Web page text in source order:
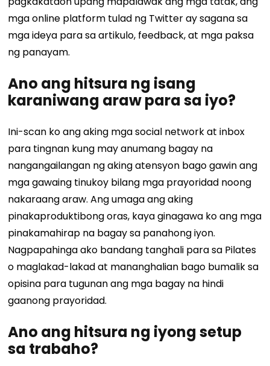
mga online platform tulad ng Twitter ay sagana sa
mga ideya para sa artikulo, feedback, at mga paksa
ng panayam.
Ano ang hitsura ng isang
karaniwang araw para sa iyo?
Ini-scan ko ang aking mga social network at inbox
para tingnan kung may anumang bagay na
nangangailangan ng aking atensyon bago gawin ang
mga gawaing tinukoy bilang mga prayoridad noong
nakaraang araw. Ang umaga ang aking
pinakaproduktibong oras, kaya ginagawa ko ang mga
pinakamahirap na bagay sa panahong iyon.
Nagpapahinga ako bandang tanghali para sa Pilates
o maglakad-lakad at mananghalian bago bumalik sa
opisina para tugunan ang mga bagay na hindi
gaanong prayoridad.
Ano ang hitsura ng iyong setup
sa trabaho?